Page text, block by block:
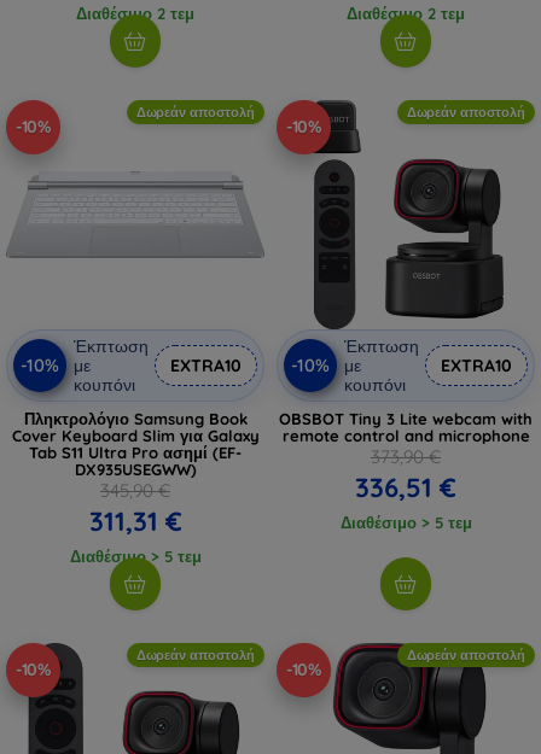
Διαθέσιμο 2 τεμ Διαθέσιμο 2 τεμ
-10%
Δωρεάν αποστολή
-10%
Έκπτωση
με
κουπόνι
EXTRA10
Πληκτρολόγιο Samsung Book
Cover Keyboard Slim για Galaxy
Tab S11 Ultra Pro ασημί (EF-
DX935USEGWW)
345,90 €
311,31 €
Διαθέσιμο > 5 τεμ
-10%
Δωρεάν αποστολή
-10%
Έκπτωση
με
κουπόνι
EXTRA10
OBSBOT Tiny 3 Lite webcam with
remote control and microphone
373,90 €
336,51 €
Διαθέσιμο > 5 τεμ
-10%
Δωρεάν αποστολή
-10%
Δωρεάν αποστολή